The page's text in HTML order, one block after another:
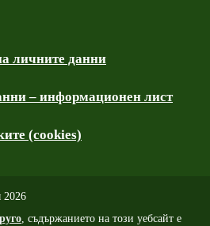
личните данни
– информационен лист
(cookies)
2026
, съдържанието на този уебсайт е